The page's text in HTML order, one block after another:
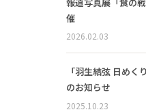
催
2026.02.03
「羽生結弦 日め
のお知らせ
2025.10.23